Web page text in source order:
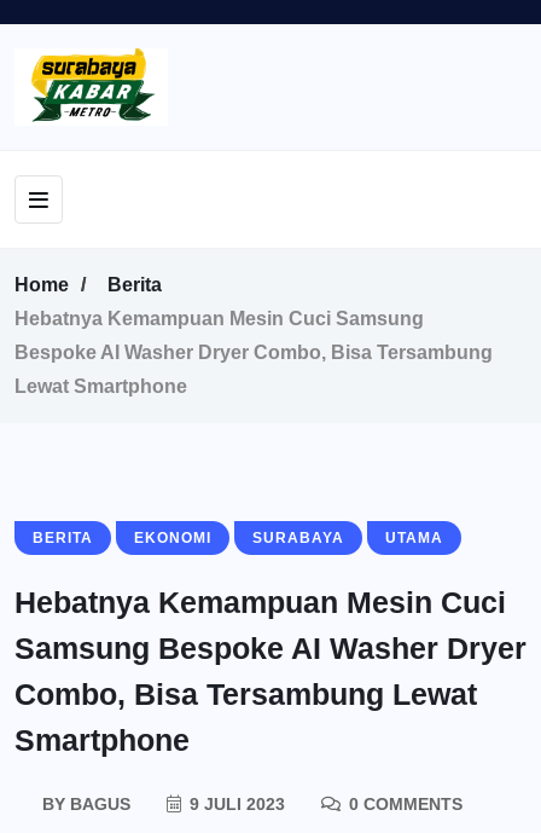
Home
Berita
Hebatnya Kemampuan Mesin Cuci Samsung
Bespoke AI Washer Dryer Combo, Bisa Tersambung
Lewat Smartphone
BERITA EKONOMI SURABAYA UTAMA
Hebatnya Kemampuan Mesin Cuci
Samsung Bespoke AI Washer Dryer
Combo, Bisa Tersambung Lewat
Smartphone
BY BAGUS 9 JULI 2023 0 COMMENTS